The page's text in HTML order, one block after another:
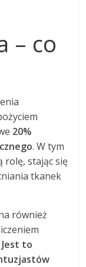
– co
20%
. W tym
rolę, stając się
tkanek
również
Jest to